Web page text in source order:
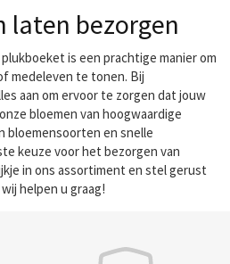
laten bezorgen
is een prachtige manier om
medeleven te tonen. Bij
aan om ervoor te zorgen dat jouw
bloemen van hoogwaardige
bloemensoorten en snelle
keuze voor het bezorgen van
in ons assortiment en stel gerust
helpen u graag!